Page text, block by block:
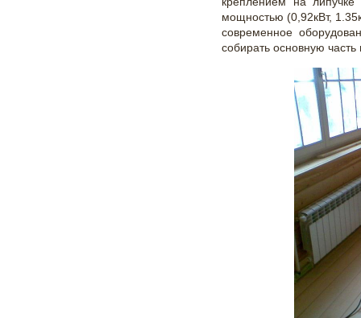
мощностью (0,92кВт,
современное
собирать основную